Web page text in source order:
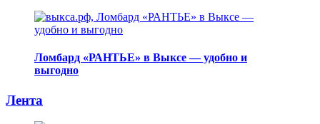
Ломбард «РАНТЬЕ» в Выксе — удобно и
выгодно
Лента